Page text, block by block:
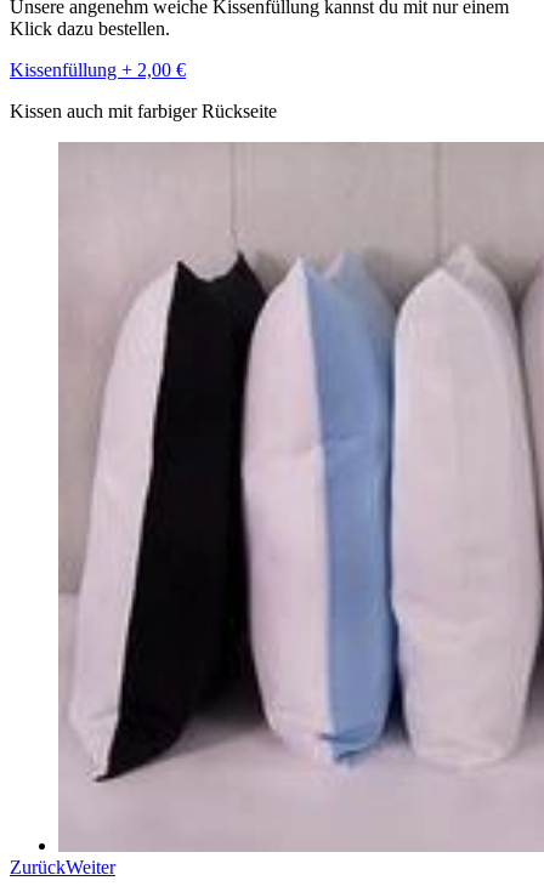
Unsere angenehm weiche Kissenfüllung kannst du mit nur einem
Klick dazu bestellen.
Kissenfüllung + 2,00 €
Kissen auch mit farbiger Rückseite
ZurückWeiter